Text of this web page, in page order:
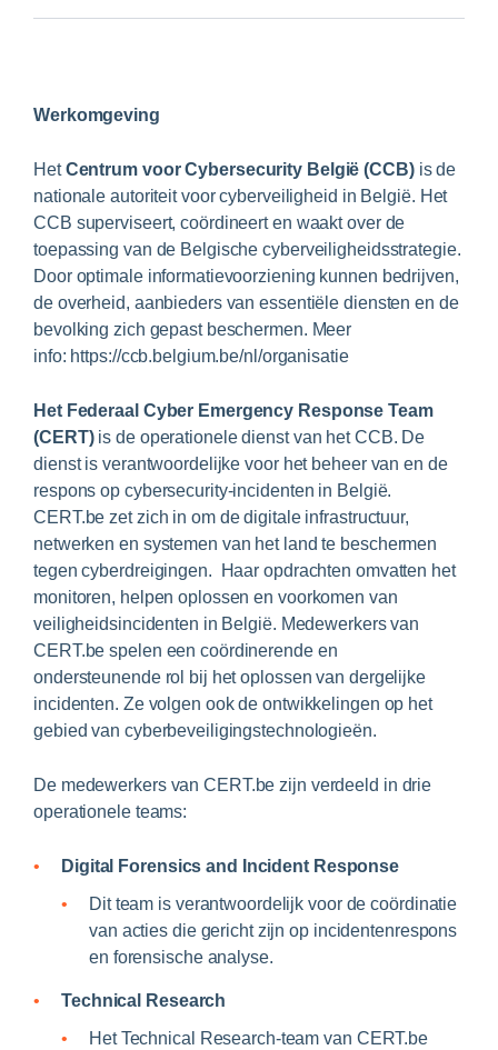
Werkomgeving
HetCentrum voor Cybersecurity België (CCB)is de
nationale autoriteit voor cyberveiligheid in België. Het
CCB superviseert, coördineert en waakt over de
toepassing van de Belgische cyberveiligheidsstrategie.
Door optimale informatievoorziening kunnen bedrijven,
de overheid, aanbieders van essentiële diensten en de
bevolking zich gepast beschermen. Meer
info: https://ccb.belgium.be/nl/organisatie
Het Federaal Cyber Emergency Response Team
(CERT) is de operationele dienst van het CCB. De
dienst is verantwoordelijke voor het beheer van en de
respons op cybersecurity-incidenten in België.
CERT.be zet zich in om de digitale infrastructuur,
netwerken en systemen van het land te beschermen
tegen cyberdreigingen. Haar opdrachten omvatten het
monitoren, helpen oplossen en voorkomen van
veiligheidsincidenten in België. Medewerkers van
CERT.be spelen een coördinerende en
ondersteunende rol bij het oplossen van dergelijke
incidenten. Ze volgen ook de ontwikkelingen op het
gebied van cyberbeveiligingstechnologieën.
De medewerkers van CERT.be zijn verdeeld in drie
operationele teams:
Digital Forensics and Incident Response
Dit team is verantwoordelijk voor de coördinatie
van acties die gericht zijn op incidentenrespons
en forensische analyse.
Technical Research
Het Technical Research-team van CERT.be